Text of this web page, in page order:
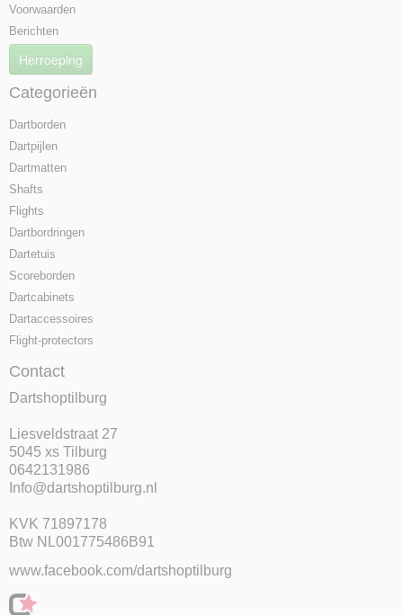
Voorwaarden
Berichten
Herroeping
Categorieën
Dartborden
Dartpijlen
Dartmatten
Shafts
Flights
Dartbordringen
Dartetuis
Scoreborden
Dartcabinets
Dartaccessoires
Flight-protectors
Contact
Dartshoptilburg
Liesveldstraat 27
5045 xs Tilburg
0642131986
Info@dartshoptilburg.nl
KVK 71897178
Btw NL001775486B91
www.facebook.com/dartshoptilburg